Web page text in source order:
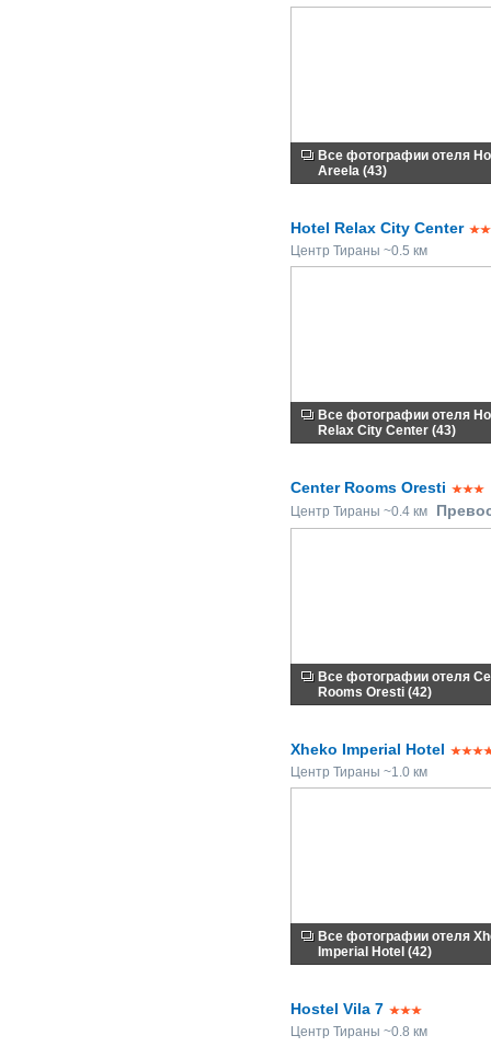
Все фотографии отеля
Areela (43)
Hotel Relax City Center
Центр Тираны ~0.5 км
Все фотографии отеля
Relax City Center (43)
Center Rooms Oresti
Центр Тираны ~0.4 км
Все фотографии отеля
Rooms Oresti (42)
Xheko Imperial Hotel
Центр Тираны ~1.0 км
Все фотографии отеля
Imperial Hotel (42)
Hostel Vila 7
Центр Тираны ~0.8 км